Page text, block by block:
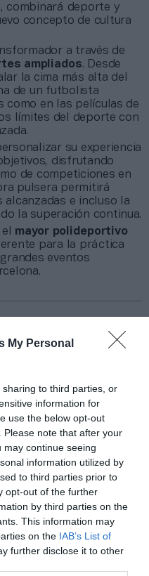
My Personal
to third parties, or
information for
use the below opt-out
note that after your
continue seeing
information utilized by
to third parties prior to
opt-out of the further
by third parties on the
This information may
on the IAB’s List of
further disclose it to other
combinará deporte y
concepto de cultura
a través de
ampliados. Desde
la cima más alta del
de un futbolista
como en las películas de
límites del deporte con
su experiencia
disfrutando
de competiciones en
pulsera permitirá
alcanzadas e incluso la
la superación continua.
mayor polideportivo
para la práctica
eventos
cuya plataforma
real el negocio de más
deportivos
contacta con
preferida de Google
noticias de actualidad.
ACTIVAR AHORA